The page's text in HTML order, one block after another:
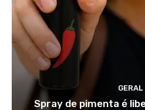
GERAL
Spray de pimenta é